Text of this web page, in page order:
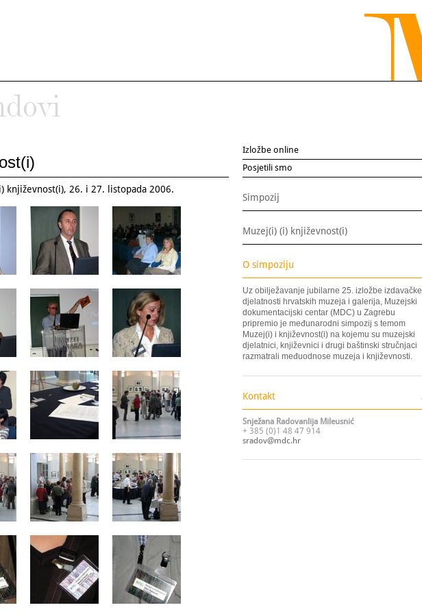
književnost(i), 26. i 27. listopada 2006.
Izložbe online
Posjetili smo
Simpozij
Muzej(i) (i) književnost(i)
O simpoziju
Uz obilježavanje jubilarne 25. izložbe izdavačke
djelatnosti hrvatskih muzeja i galerija, Muzejski
dokumentacijski centar (MDC) u Zagrebu
pripremio je međunarodni simpozij s temom
Muzej(i) i književnost(i) na kojemu su muzejski
djelatnici, književnici i drugi baštinski stručnjaci
razmatrali međuodnose muzeja i književnosti.
Kontakt
Snježana Radovanlija Mileusnić
+ 385 (0)1 48 47 914
sradov@mdc.hr